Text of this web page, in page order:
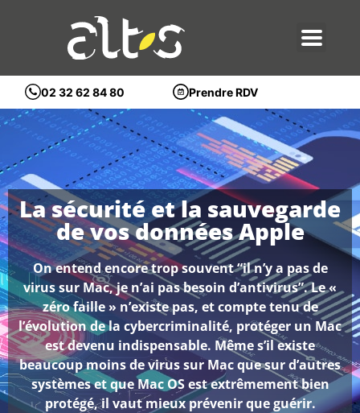
02 32 62 84 80 Prendre RDV
La sécurité et la sauvegarde
de vos données Apple
On entend encore trop souvent “il n’y a pas de
virus sur Mac, je n’ai pas besoin d’antivirus”. Le «
zéro faille » n’existe pas, et compte tenu de
l’évolution de la cybercriminalité, protéger un Mac
est devenu indispensable. Même s’il existe
beaucoup moins de virus sur Mac que sur d’autres
systèmes et que Mac OS est extrêmement bien
protégé, il vaut mieux prévenir que guérir.